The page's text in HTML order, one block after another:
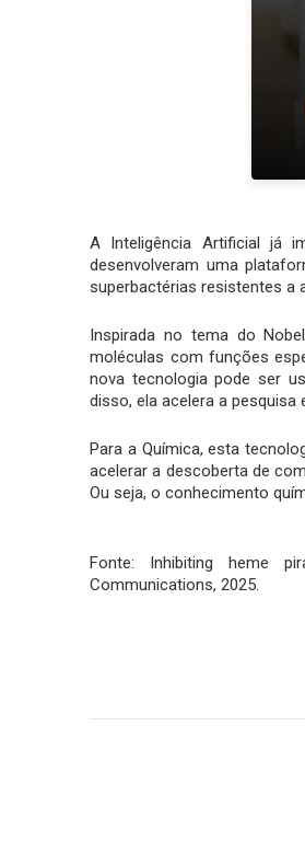
A Inteligência Artificial já
desenvolveram uma
superbactérias resistentes a
Inspirada no tema do
moléculas com funções
nova tecnologia pode ser
disso, ela acelera a
Para a Química, esta
acelerar a descoberta de
Ou seja, o conhecimento
Fonte: Inhibiting heme
Communications, 2025.